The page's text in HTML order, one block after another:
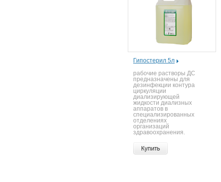
Гипостерил 5л
рабочие растворы ДС
предназначены для
дезинфекции контура
циркуляции
диализирующей
жидкости диализных
аппаратов в
специализированных
отделениях
организаций
здравоохранения.
Купить